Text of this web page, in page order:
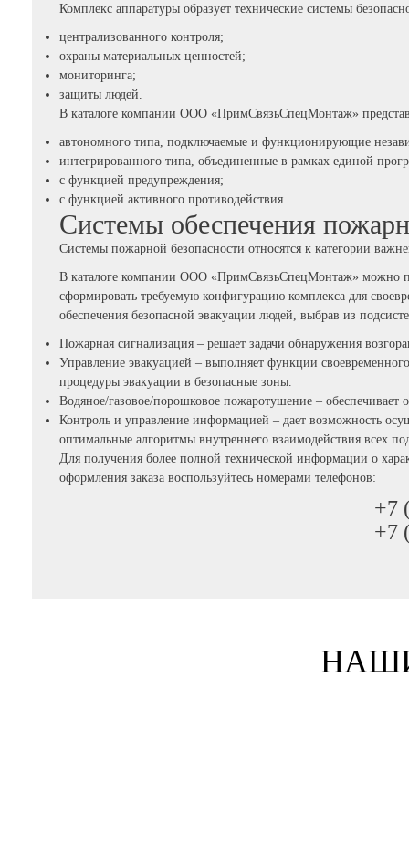
Комплекс аппаратуры образует технические системы
централизованного контроля;
охраны материальных ценностей;
мониторинга;
защиты людей.
В каталоге компании ООО «ПримСвязьСпецМонтаж»
автономного типа, подключаемые и функционирующие
интегрированного типа, объединенные в рамках единой
с функцией предупреждения;
с функцией активного противодействия.
Системы обеспечения
Системы пожарной безопасности относятся к категории
В каталоге компании ООО «ПримСвязьСпецМонтаж» можно
сформировать требуемую конфигурацию комплекса для
обеспечения безопасной эвакуации людей, выбрав из
Пожарная сигнализация – решает задачи обнаружения
Управление эвакуацией – выполняет функции
процедуры эвакуации в безопасные зоны.
Водяное/газовое/порошковое пожаротушение –
Контроль и управление информацией – дает возможность
оптимальные алгоритмы внутреннего взаимодействия всех
Для получения более полной технической информации о
оформления заказа воспользуйтесь номерами телефонов:
+7
+7